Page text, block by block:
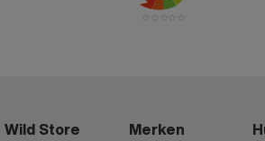
Wild Store Merken